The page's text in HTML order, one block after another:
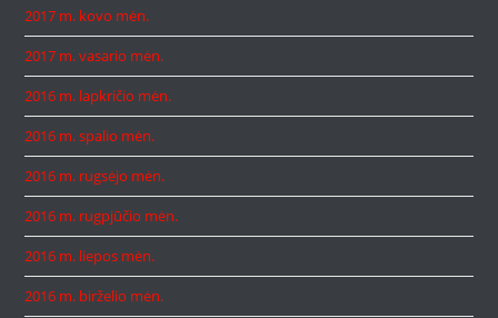
2017 m. kovo mėn.
2017 m. vasario mėn.
2016 m. lapkričio mėn.
2016 m. spalio mėn.
2016 m. rugsėjo mėn.
2016 m. rugpjūčio mėn.
2016 m. liepos mėn.
2016 m. birželio mėn.